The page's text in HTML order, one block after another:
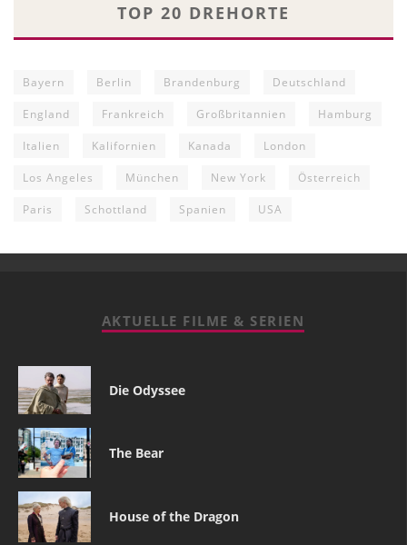
TOP 20 DREHORTE
Bayern Berlin Brandenburg Deutschland
England Frankreich Großbritannien Hamburg
Italien Kalifornien Kanada London
Los Angeles München New York Österreich
Paris Schottland Spanien USA
AKTUELLE FILME & SERIEN
Die Odyssee
The Bear
House of the Dragon